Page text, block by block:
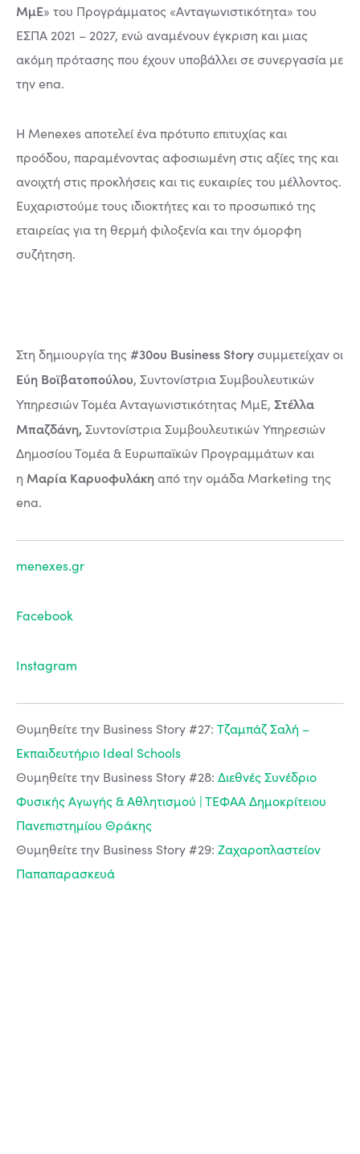
ΜμΕ» του Προγράμματος «Ανταγωνιστικότητα» του
ΕΣΠΑ 2021 – 2027, ενώ αναμένουν έγκριση και μιας
ακόμη πρότασης που έχουν υποβάλλει σε συνεργασία με
την ena.
Η Menexes αποτελεί ένα πρότυπο επιτυχίας και
προόδου, παραμένοντας αφοσιωμένη στις αξίες της και
ανοιχτή στις προκλήσεις και τις ευκαιρίες του μέλλοντος.
Ευχαριστούμε τους ιδιοκτήτες και το προσωπικό της
εταιρείας για τη θερμή φιλοξενία και την όμορφη
συζήτηση.
Στη δημιουργία της#30ου Business Storyσυμμετείχαν οι
Εύη Βοϊβατοπούλου, Συντονίστρια Συμβουλευτικών
Υπηρεσιών Τομέα Ανταγωνιστικότητας ΜμΕ, Στέλλα
Μπαζδάνη, Συντονίστρια Συμβουλευτικών Υπηρεσιών
Δημοσίου Τομέα & Ευρωπαϊκών Προγραμμάτων και
η Μαρία Καρυοφυλάκηαπό την ομάδα Marketing της
ena.
menexes.gr
Facebook
Instagram
Θυμηθείτε την Business Story #27: Τζαμπάζ Σαλή –
Εκπαιδευτήριο Ideal Schools
Θυμηθείτε την Business Story #28: Διεθνές Συνέδριο
Φυσικής Αγωγής & Αθλητισμού | ΤΕΦΑΑ Δημοκρίτειου
Πανεπιστημίου Θράκης
Θυμηθείτε την Business Story #29: Ζαχαροπλαστείον
Παπαπαρασκευά